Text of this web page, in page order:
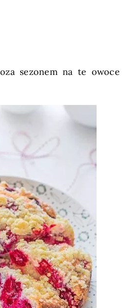
sezonem na te owoce